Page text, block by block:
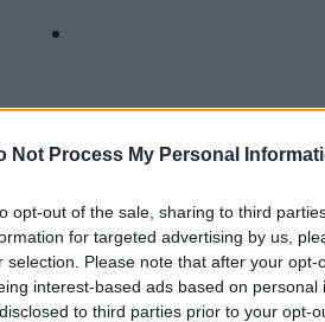
Not Process My Personal
opt-out of the sale, sharing to third
for targeted advertising by us,
selection. Please note that after your
interest-based ads based on
to third parties prior to your opt-